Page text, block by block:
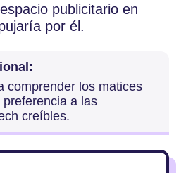
publicitario en
por él.
comprender los matices
a las
creíbles.